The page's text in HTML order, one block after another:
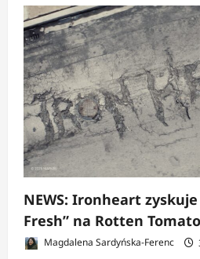
o
NEWS:
Bella
Ramsey
na
celowniku
Marvela
jako
Kitty
Pryde
w
nowym
X-
Men?
NEWS: Ironheart
Fresh” na Rotten
Magdalena Sardyńska-Ferenc